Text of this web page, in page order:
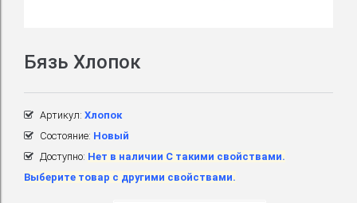
Бязь Хлопок
Артикул: Хлопок
Состояние: Новый
Доступно: Нет в наличии С такими свойствами.
Выберите товар с другими свойствами.